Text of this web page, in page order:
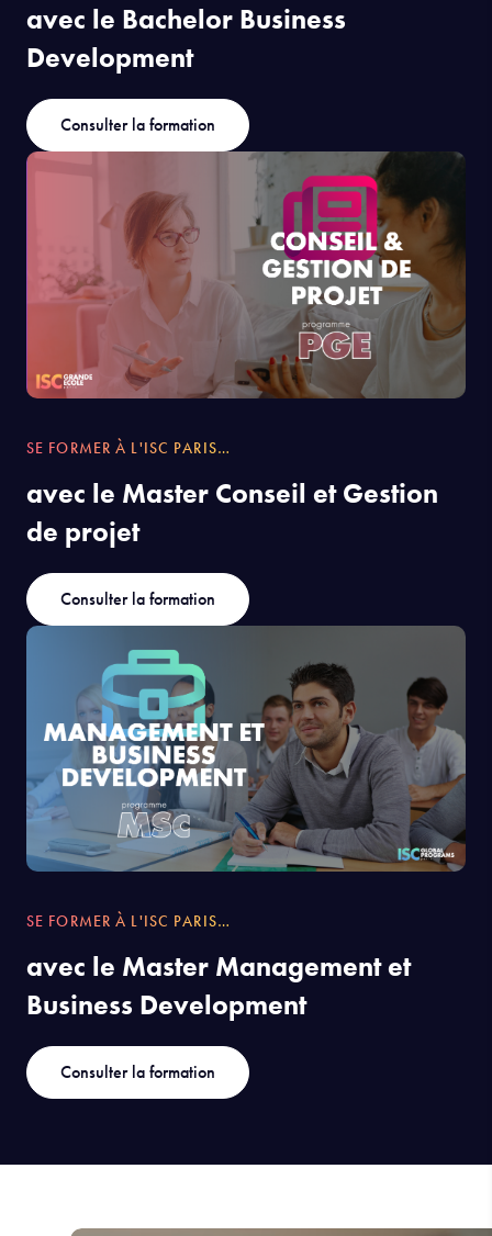
avec le Bachelor Business
Development
Consulter la formation
SE FORMER À L'ISC PARIS…
avec le Master Conseil et Gestion
de projet
Consulter la formation
SE FORMER À L'ISC PARIS…
avec le Master Management et
Business Development
Consulter la formation